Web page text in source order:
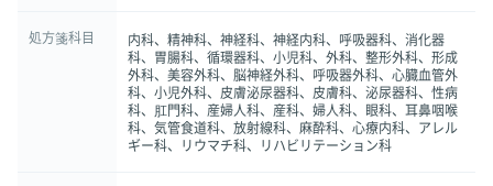
処方箋科目
内科、精神科、神経科、神経内科、呼吸器科、消化器
科、胃腸科、循環器科、小児科、外科、整形外科、形成
外科、美容外科、脳神経外科、呼吸器外科、心臓血管外
科、小児外科、皮膚泌尿器科、皮膚科、泌尿器科、性病
科、肛門科、産婦人科、産科、婦人科、眼科、耳鼻咽喉
科、気管食道科、放射線科、麻酔科、心療内科、アレル
ギー科、リウマチ科、リハビリテーション科